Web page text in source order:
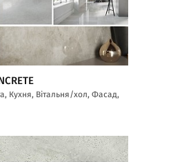
Кухня, Вітальня/хол, Фасад,